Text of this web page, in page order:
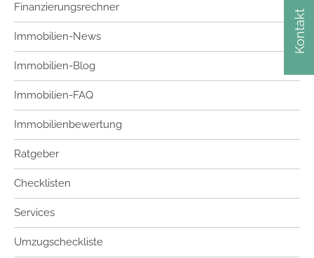
Kontakt
Finanzierungsrechner
Immobilien-News
Immobilien-Blog
Immobilien-FAQ
Immobilienbewertung
Ratgeber
Checklisten
Services
Umzugscheckliste